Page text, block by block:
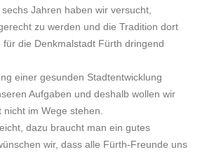
Jahren haben wir versucht,
zu werden und die Tradition dort
die Denkmalstadt Fürth dringend
einer gesunden Stadtentwicklung
Aufgaben und deshalb wollen wir
im Wege stehen.
dazu braucht man ein gutes
wir, dass alle Fürth-Freunde uns